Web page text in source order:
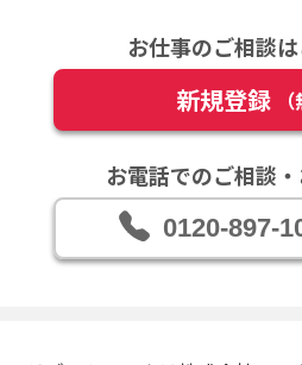
お仕事のご相談
新規登録
お電話でのご相談
0120-897-